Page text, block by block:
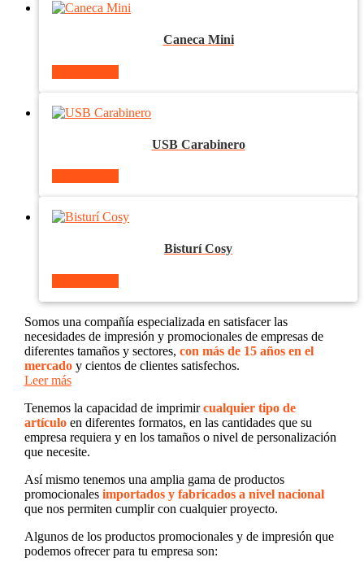
Caneca Mini
USB Carabinero
Bisturí Cosy
Somos una compañía especializada en satisfacer las
necesidades de impresión y promocionales de empresas de
diferentes tamaños y sectores, con más de 15 años en el
mercadoy cientos de clientes satisfechos.
Leer más
Tenemos la capacidad de imprimircualquier tipo de
artículoen diferentes formatos, en las cantidades que su
empresa requiera y en los tamaños o nivel de personalización
que necesite.
Así mismo tenemos una amplia gama de productos
promocionales importados y fabricados a nivel nacional
que nos permiten cumplir con cualquier proyecto.
Algunos de los productos promocionales y de impresión que
podemos ofrecer para tu empresa son: